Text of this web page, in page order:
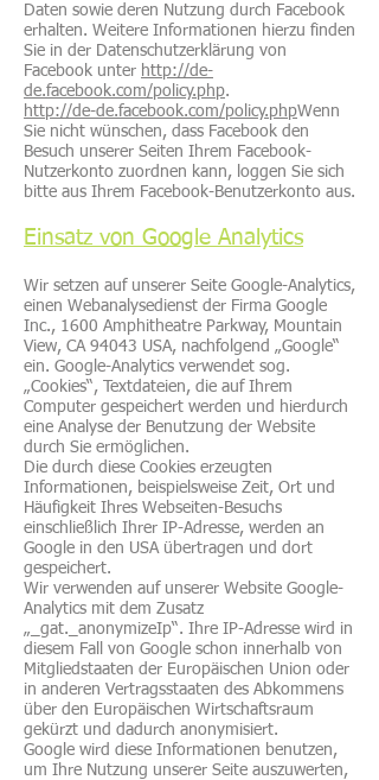
Daten sowie deren Nutzung durch Facebook
erhalten. Weitere Informationen hierzu finden
Sie in der Datenschutzerklärung von
Facebook unter http://de-
de.facebook.com/policy.php.
http://de-de.facebook.com/policy.phpWenn
Sie nicht wünschen, dass Facebook den
Besuch unserer Seiten Ihrem Facebook-
Nutzerkonto zuordnen kann, loggen Sie sich
bitte aus Ihrem Facebook-Benutzerkonto aus.
Einsatz von Google Analytics
Wir setzen auf unserer Seite Google-Analytics,
einen Webanalysedienst der Firma Google
Inc., 1600 Amphitheatre Parkway, Mountain
View, CA 94043 USA, nachfolgend „Google“
ein. Google-Analytics verwendet sog.
„Cookies“, Textdateien, die auf Ihrem
Computer gespeichert werden und hierdurch
eine Analyse der Benutzung der Website
durch Sie ermöglichen.
Die durch diese Cookies erzeugten
Informationen, beispielsweise Zeit, Ort und
Häufigkeit Ihres Webseiten-Besuchs
einschließlich Ihrer IP-Adresse, werden an
Google in den USA übertragen und dort
gespeichert.
Wir verwenden auf unserer Website Google-
Analytics mit dem Zusatz
„_gat._anonymizeIp“. Ihre IP-Adresse wird in
diesem Fall von Google schon innerhalb von
Mitgliedstaaten der Europäischen Union oder
in anderen Vertragsstaaten des Abkommens
über den Europäischen Wirtschaftsraum
gekürzt und dadurch anonymisiert.
Google wird diese Informationen benutzen,
um Ihre Nutzung unserer Seite auszuwerten,